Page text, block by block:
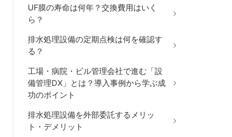
UF膜の寿命は何年？交換費用はいく
ら？
排水処理設備の定期点検は何を確認す
る？
工場・病院・ビル管理会社で進む「設
備管理DX」とは？導入事例から学ぶ成
功のポイント
排水処理設備を外部委託するメリッ
ト・デメリット